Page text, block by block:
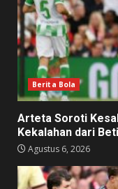
Berita Bola
Arteta Soroti
Kekalahan dari
Agustus 6, 2026